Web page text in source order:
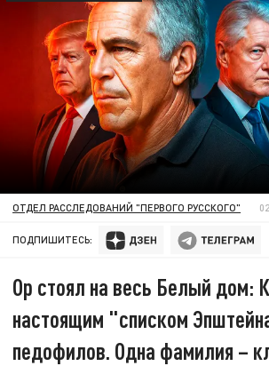
ОТДЕЛ РАССЛЕДОВАНИЙ "ПЕРВОГО РУССКОГО"
ПОДПИШИТЕСЬ:
Ор стоял на весь Белый дом:
настоящим "списком
педофилов. Одна фамилия –